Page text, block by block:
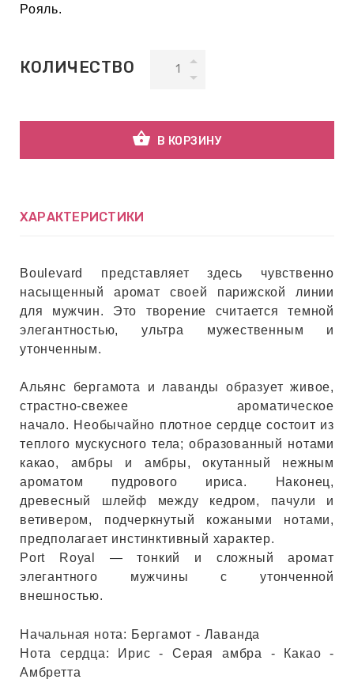
И
ТЕЙПЫ
Рояль.
КОЛИЧЕСТВО
shopping_basket В КОРЗИНУ
ХАРАКТЕРИСТИКИ
Boulevard представляет здесь чувственно
насыщенный аромат своей парижской линии
для мужчин. Это творение считается темной
элегантностью, ультра мужественным и
утонченным.
Альянс бергамота и лаванды образует живое,
страстно-свежее ароматическое
начало. Необычайно плотное сердце состоит из
теплого мускусного тела; образованный нотами
какао, амбры и амбры, окутанный нежным
ароматом пудрового ириса. Наконец,
древесный шлейф между кедром, пачули и
ветивером, подчеркнутый кожаными нотами,
предполагает инстинктивный характер.
Port Royal — тонкий и сложный аромат
элегантного мужчины с утонченной
внешностью.
Начальная нота: Бергамот - Лаванда
Нота сердца: Ирис - Серая амбра - Какао -
Амбретта